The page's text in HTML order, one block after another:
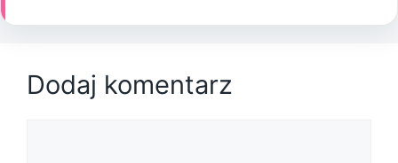
Dodaj komentarz